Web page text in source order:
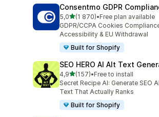
Consentmo GDPR
5,0z 5 hvězd
(1 870)
Celkový počet recenzí: 1870
•Free plan available
GDPR/CCPA Cookies
Accessibility & EU Withdrawal
Built for Shopify
SEO HERO AI Alt Text
4,9z 5 hvězd
(157)
Celkový počet recenzí: 157
•Free to install
Secret Recipe AI: Generate SEO
Text That Actually Ranks
Built for Shopify